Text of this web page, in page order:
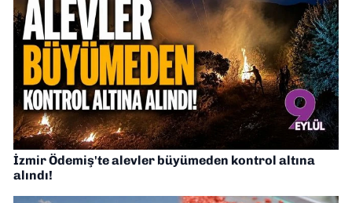
İzmir Ödemiş'te alevler büyümeden kontrol altına
alındı!